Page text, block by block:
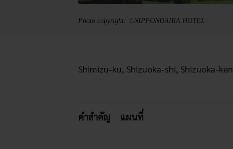
Photo copyright: ©NIPPONDAIRA HOTEL
Shimizu-ku, Shizuoka-shi, Shizuoka-ken
คำสำคัญ แผนที่